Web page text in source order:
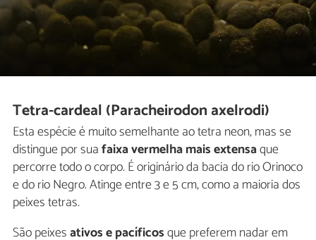
Tetra-cardeal (Paracheirodon axelrodi)
Esta espécie é muito semelhante ao tetra neon, mas se
distingue por suafaixa vermelha mais extensaque
percorre todo o corpo. É originário da bacia do rio Orinoco
e do rio Negro. Atinge entre 3 e 5 cm, como a maioria dos
peixes tetras.
São peixesativos e pacíficosque preferem nadar em